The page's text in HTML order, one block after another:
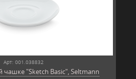
Арт: 001.038832
чашке "Sketch Basic", Seltmann